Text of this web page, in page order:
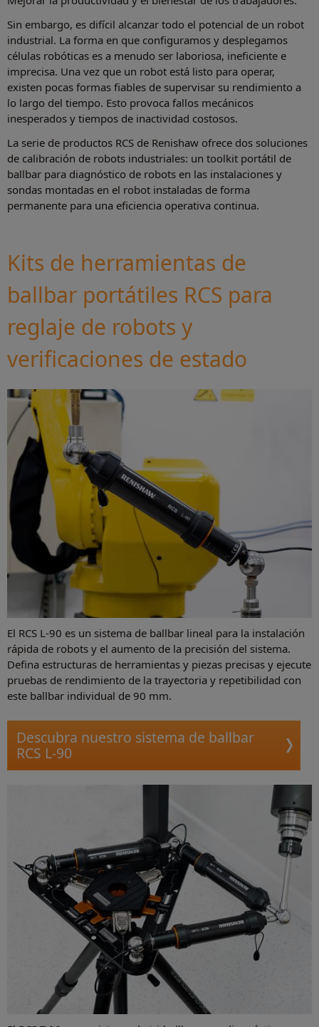
Sin embargo, es difícil alcanzar todo el potencial de un robot
industrial. La forma en que configuramos y desplegamos
células robóticas es a menudo ser laboriosa, ineficiente e
imprecisa. Una vez que un robot está listo para operar,
existen pocas formas fiables de supervisar su rendimiento a
lo largo del tiempo. Esto provoca fallos mecánicos
inesperados y tiempos de inactividad costosos.
La serie de productos RCS de Renishaw ofrece dos soluciones
de calibración de robots industriales: un toolkit portátil de
ballbar para diagnóstico de robots en las instalaciones y
sondas montadas en el robot instaladas de forma
permanente para una eficiencia operativa continua.
Kits de herramientas de
ballbar portátiles RCS para
reglaje de robots y
verificaciones de estado
El RCS L-90 es un sistema de ballbar lineal para la instalación
rápida de robots y el aumento de la precisión del sistema.
Defina estructuras de herramientas y piezas precisas y ejecute
pruebas de rendimiento de la trayectoria y repetibilidad con
este ballbar individual de 90 mm.
Descubra nuestro sistema de ballbar
RCS L-90